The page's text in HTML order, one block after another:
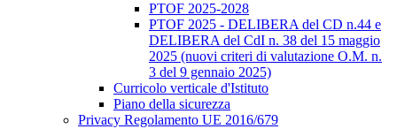
PTOF 2025-2028
PTOF 2025 - DELIBERA del CD n.44 e
DELIBERA del CdI n. 38 del 15 maggio
2025 (nuovi criteri di valutazione O.M. n.
3 del 9 gennaio 2025)
Curricolo verticale d'Istituto
Piano della sicurezza
Privacy Regolamento UE 2016/679